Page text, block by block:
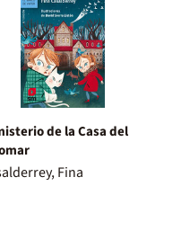
de la Casa del
Fina